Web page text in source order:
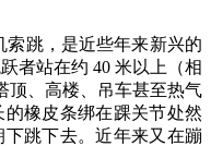
索跳，是近些年来新兴的
者站在约 40 米以上（相
顶、高楼、吊车甚至热气
橡皮条绑在踝关节处然
跳下去。近年来又在蹦